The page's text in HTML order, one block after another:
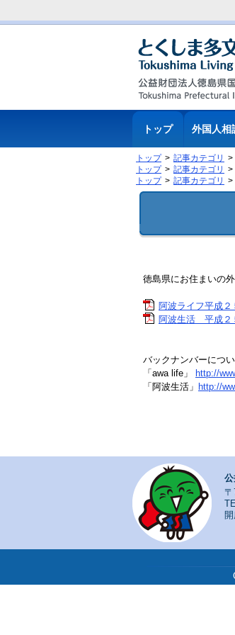
トップ 外国人相
トップ 記事カテゴリ
トップ
記事カテゴリ
トップ
記事カテゴリ
徳島県にお住まいの
阿波ライフ平成
阿波生活 平成２
バックナンバーにつ
「awa life」
http://
「阿波生活」 http://